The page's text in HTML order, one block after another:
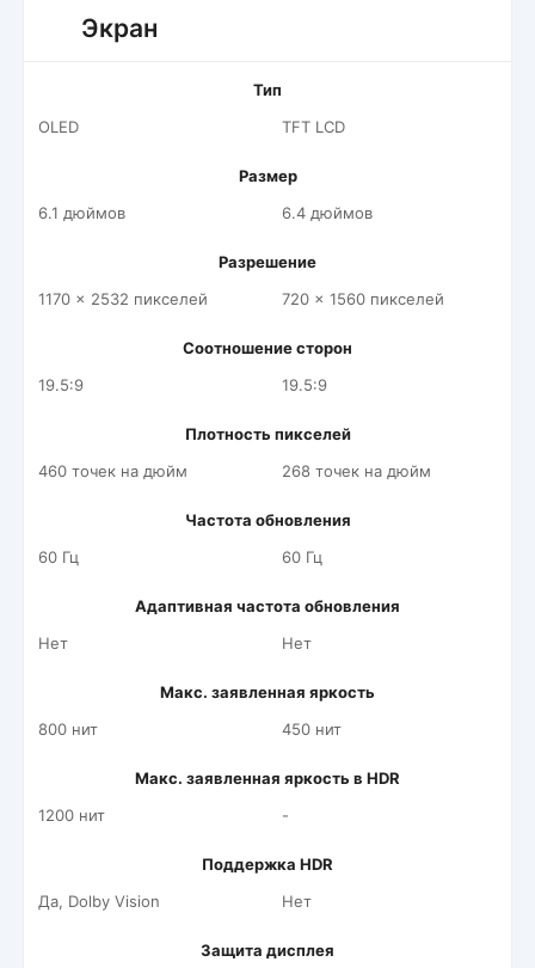
Экран
Тип
OLED
TFT LCD
Размер
6.1 дюймов
6.4 дюймов
Разрешение
1170 x 2532 пикселей
720 x 1560 пикселей
Соотношение сторон
19.5:9
19.5:9
Плотность пикселей
460 точек на дюйм
268 точек на дюйм
Частота обновления
60 Гц
60 Гц
Адаптивная частота обновления
Нет
Нет
Макс. заявленная яркость
800 нит
450 нит
Макс. заявленная яркость в HDR
1200 нит
-
Поддержка HDR
Да, Dolby Vision
Нет
Защита дисплея